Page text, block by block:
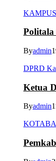
KAMPUS
Politala
Byadmin
DPRD
Ketua
Byadmin